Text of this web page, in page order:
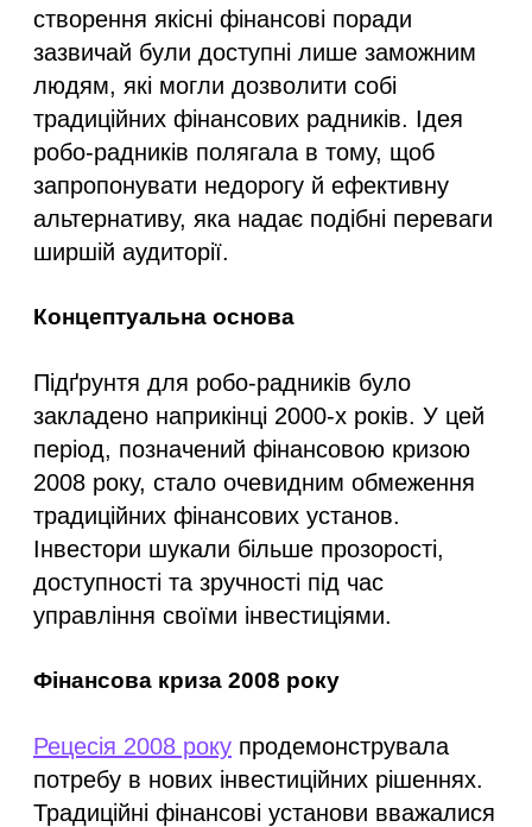
створення якісні фінансові поради
зазвичай були доступні лише заможним
людям, які могли дозволити собі
традиційних фінансових радників. Ідея
робо-радників полягала в тому, щоб
запропонувати недорогу й ефективну
альтернативу, яка надає подібні переваги
ширшій аудиторії.
Концептуальна основа
Підґрунтя для робо-радників було
закладено наприкінці 2000-х років. У цей
період, позначений фінансовою кризою
2008 року, стало очевидним обмеження
традиційних фінансових установ.
Інвестори шукали більше прозорості,
доступності та зручності під час
управління своїми інвестиціями.
Фінансова криза 2008 року
Рецесія 2008 року продемонструвала
потребу в нових інвестиційних рішеннях.
Традиційні фінансові установи вважалися